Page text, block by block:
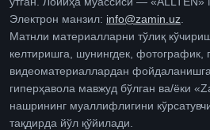
Электрон манзил: info@zamin.uz
Матнли материалларни тўлиқ
келтиришга, шунингдек, фотографик,
видеоматериаллардан
гиперҳавола мавжуд бўлган ва/ёки
нашрининг муаллифлигини
тақдирда йўл қўйилади.